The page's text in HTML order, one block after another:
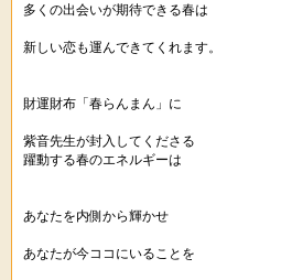
多くの出会いが期待できる春は
新しい恋も運んできてくれます。
財運財布「春らんまん」に
紫音先生が封入してくださる
躍動する春のエネルギーは
あなたを内側から輝かせ
あなたが今ココにいることを